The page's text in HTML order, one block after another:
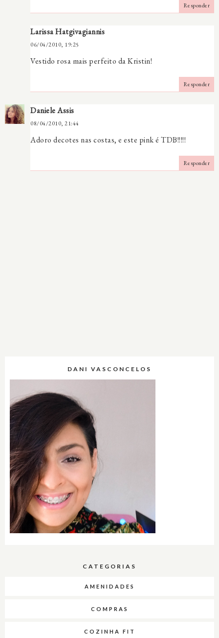
Responder
Larissa Hatgivagiannis
06/04/2010, 19:25
Vestido rosa mais perfeito da Kristin!
Responder
Daniele Assis
08/04/2010, 21:44
Adoro decotes nas costas, e este pink é TDB!!!!!
Responder
DANI VASCONCELOS
CATEGORIAS
AMENIDADES
COMPRAS
COZINHA FIT